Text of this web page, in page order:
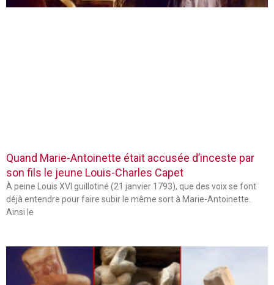
Quand Marie-Antoinette était accusée d’inceste par
son fils le jeune Louis-Charles Capet
À peine Louis XVI guillotiné (21 janvier 1793), que des voix se font
déjà entendre pour faire subir le même sort à Marie-Antoinette.
Ainsi le